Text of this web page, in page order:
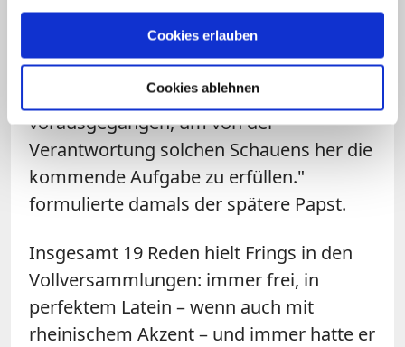
Cookies erlauben
Cookies ablehnen
eindrücklich, wie Frings vor seiner
Abreise zum Konzil seine künftige
Begräbnisstätte abtastete. "Er war in
dieser Stunde gleichsam in die Zukunft
vorausgegangen, um von der
Verantwortung solchen Schauens her die
kommende Aufgabe zu erfüllen."
formulierte damals der spätere Papst.
Insgesamt 19 Reden hielt Frings in den
Vollversammlungen: immer frei, in
perfektem Latein – wenn auch mit
rheinischem Akzent – und immer hatte er